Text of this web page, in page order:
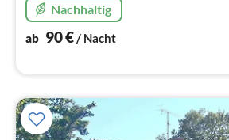
Nachhaltig
ab 90€/ Nacht